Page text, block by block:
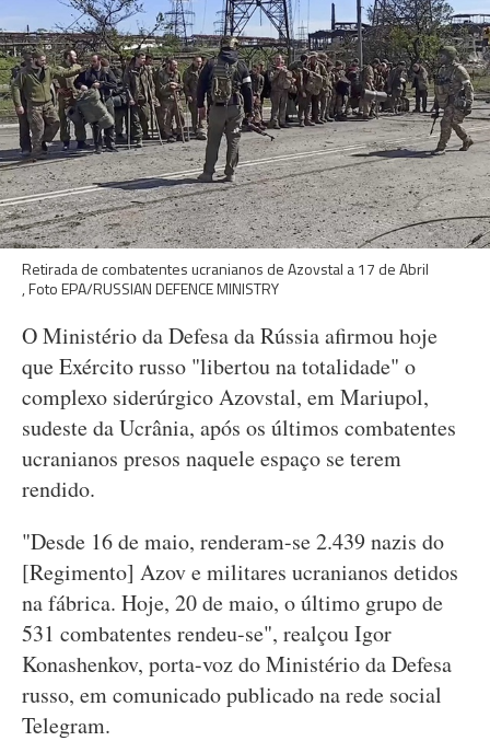
Retirada de combatentes ucranianos de Azovstal a 17 de Abril
, Foto EPA/RUSSIAN DEFENCE MINISTRY
O Ministério da Defesa da Rússia afirmou hoje
que Exército russo "libertou na totalidade" o
complexo siderúrgico Azovstal, em Mariupol,
sudeste da Ucrânia, após os últimos combatentes
ucranianos presos naquele espaço se terem
rendido.
"Desde 16 de maio, renderam-se 2.439 nazis do
[Regimento] Azov e militares ucranianos detidos
na fábrica. Hoje, 20 de maio, o último grupo de
531 combatentes rendeu-se", realçou Igor
Konashenkov, porta-voz do Ministério da Defesa
russo, em comunicado publicado na rede social
Telegram.